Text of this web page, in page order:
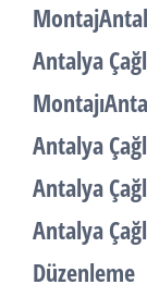
Antalya
Antalya
Antalya
Antalya
Düzenleme